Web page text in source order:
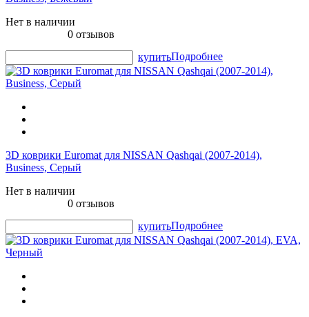
Нет в наличии
0 отзывов
купитьПодробнее
3D коврики Euromat для NISSAN Qashqai (2007-2014),
Business, Серый
Нет в наличии
0 отзывов
купитьПодробнее